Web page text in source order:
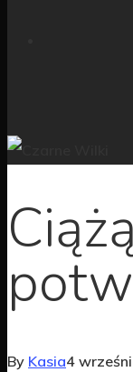
Ciążą
By Kasia4